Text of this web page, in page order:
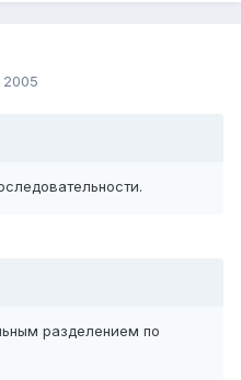
2005
разделением по